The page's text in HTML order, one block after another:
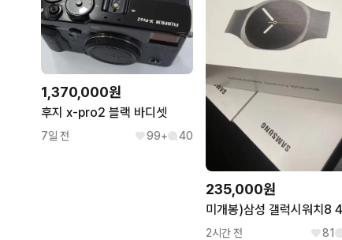
1,370,000원
후지 x-pro2 블랙 바디셋
7일 전 99+ 40
235,000원
2시간 전 81